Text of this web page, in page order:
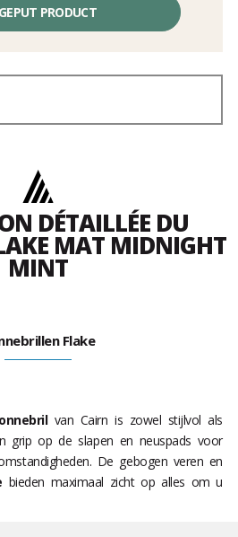
PRODUCT
DÉTAILLÉE DU
MAT MIDNIGHT
MINT
Flake
van Cairn is zowel stijlvol als
grip op de slapen en neuspads voor
De gebogen veren en
bieden maximaal zicht op alles om u